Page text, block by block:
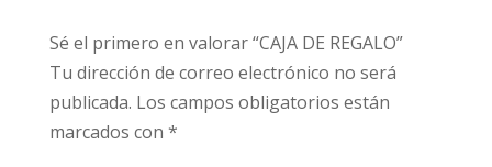
Sé el primero en valorar “CAJA DE REGALO”
Tu dirección de correo electrónico no será
publicada. Los campos obligatorios están
marcados con *